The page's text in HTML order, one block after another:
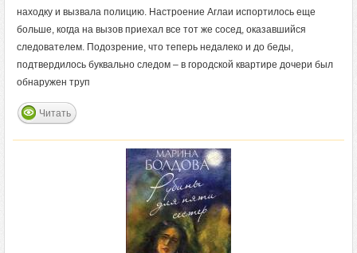
находку и вызвала полицию. Настроение Аглаи испортилось еще
больше, когда на вызов приехал все тот же сосед, оказавшийся
следователем. Подозрение, что теперь недалеко и до беды,
подтвердилось буквально следом – в городской квартире дочери был
обнаружен труп
Читать